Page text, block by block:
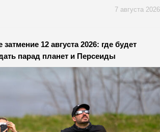
7 августа 2026
12 августа 2026: где будет
парад планет и Персеиды